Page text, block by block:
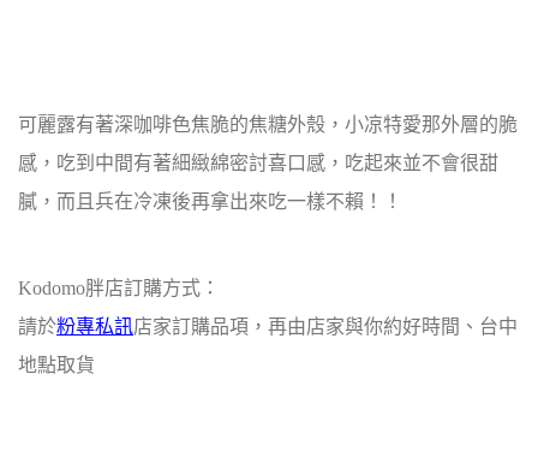
可麗露有著深咖啡色焦脆的焦糖外殼，小凉特愛那外層的脆
感，吃到中間有著細緻綿密討喜口感，吃起來並不會很甜
膩，而且兵在冷凍後再拿出來吃一樣不賴！！
Kodomo胖店訂購方式：
請於粉專私訊店家訂購品項，再由店家與你約好時間、台中
地點取貨